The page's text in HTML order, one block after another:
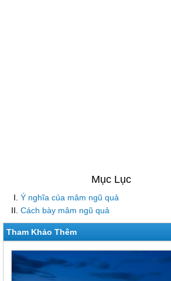
Ý nghĩa của mâm ngũ quả
Cách bày mâm ngũ quả
Tham Khảo Thêm